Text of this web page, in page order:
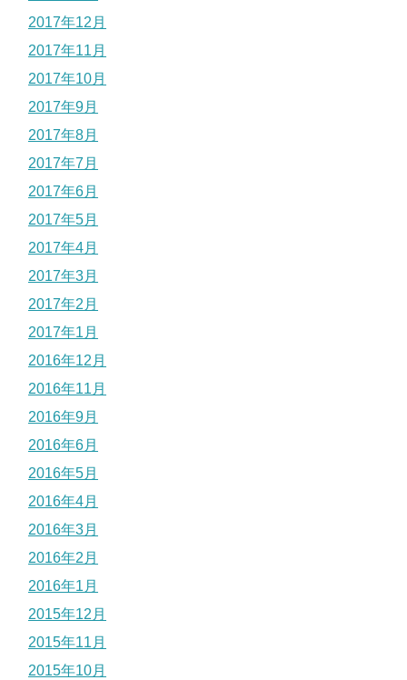
2017年12月
2017年11月
2017年10月
2017年9月
2017年8月
2017年7月
2017年6月
2017年5月
2017年4月
2017年3月
2017年2月
2017年1月
2016年12月
2016年11月
2016年9月
2016年6月
2016年5月
2016年4月
2016年3月
2016年2月
2016年1月
2015年12月
2015年11月
2015年10月